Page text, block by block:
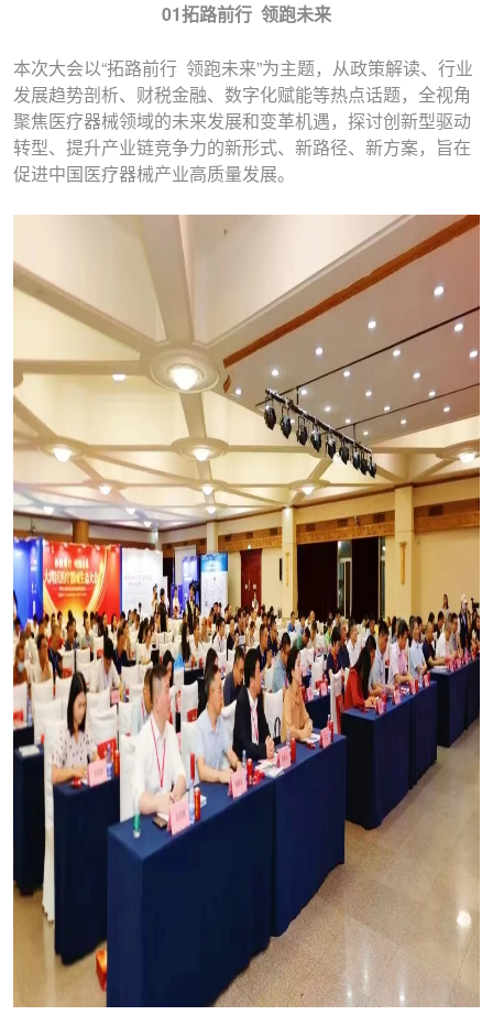
01拓路前行 领跑未来
本次大会以“拓路前行 领跑未来”为主题，从政策解读、行业
发展趋势剖析、财税金融、数字化赋能等热点话题，全视角
聚焦医疗器械领域的未来发展和变革机遇，探讨创新型驱动
转型、提升产业链竞争力的新形式、新路径、新方案，旨在
促进中国医疗器械产业高质量发展。